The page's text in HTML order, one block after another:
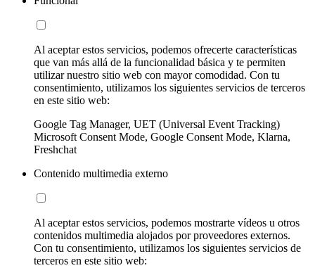
Al aceptar estos servicios, podemos ofrecerte características
que van más allá de la funcionalidad básica y te permiten
utilizar nuestro sitio web con mayor comodidad. Con tu
consentimiento, utilizamos los siguientes servicios de terceros
en este sitio web:
Google Tag Manager, UET (Universal Event Tracking)
Microsoft Consent Mode, Google Consent Mode, Klarna,
Freshchat
Contenido multimedia externo
Al aceptar estos servicios, podemos mostrarte vídeos u otros
contenidos multimedia alojados por proveedores externos.
Con tu consentimiento, utilizamos los siguientes servicios de
terceros en este sitio web: